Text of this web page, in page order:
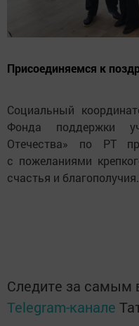
Присоединяемся к
Социальный
Фонда поддержки
Отечества» по РТ
с пожеланиями
счастья и благополучия.
Следите за самым
Telegram-канале